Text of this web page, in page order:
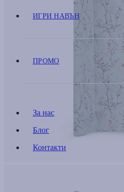
ИГРИ НАВЪН
ПРОМО
За нас
Блог
Контакти